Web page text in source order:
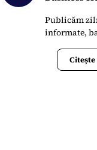
Publicăm
informate,